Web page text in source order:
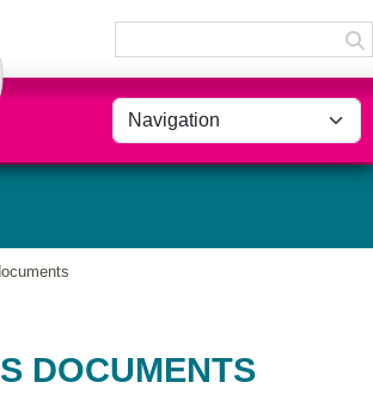
DOCUMENTS
des cookies